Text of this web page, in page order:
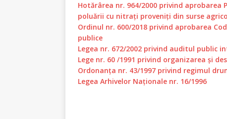
Hotărârea nr. 964/2000 privind
poluării cu nitrați proveniți din surse
Ordinul nr. 600/2018 privind aprobarea
publice
Legea nr. 672/2002 privind auditul public
Lege nr. 60 /1991 privind organizarea şi
Ordonanța nr. 43/1997 privind regimul
Legea Arhivelor Naționale nr. 16/1996